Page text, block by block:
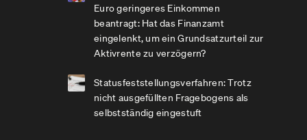
Euro geringeres Einkommen
beantragt: Hat das Finanzamt
eingelenkt, um ein Grundsatzurteil zur
Aktivrente zu verzögern?
Statusfeststellungsverfahren: Trotz
nicht ausgefüllten Fragebogens als
selbstständig eingestuft